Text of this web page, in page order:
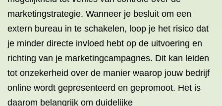
marketingstrategie. Wanneer je besluit om een
extern bureau in te schakelen, loop je het risico dat
je minder directe invloed hebt op de uitvoering en
richting van je marketingcampagnes. Dit kan leiden
tot onzekerheid over de manier waarop jouw bedrijf
online wordt gepresenteerd en gepromoot. Het is
daarom belangrijk om duidelijke